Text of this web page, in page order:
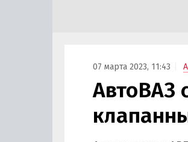
07 марта 2023, 11:43
АвтоВАЗ